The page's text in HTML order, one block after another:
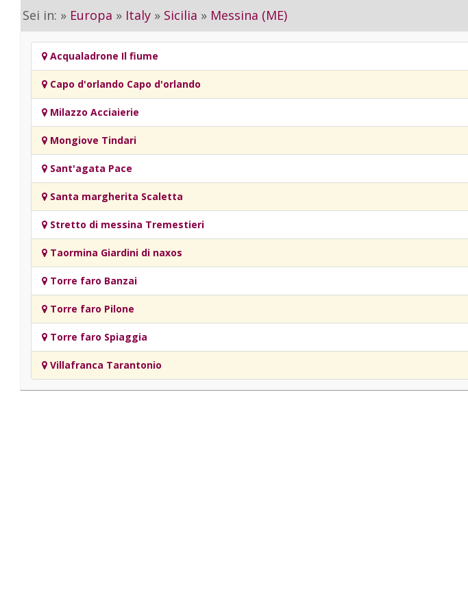
Sei in: » Europa » Italy » Sicilia » Messina (ME)
Acqualadrone Il fiume
Capo d'orlando Capo d'orlando
Milazzo Acciaierie
Mongiove Tindari
Sant'agata Pace
Santa margherita Scaletta
Stretto di messina Tremestieri
Taormina Giardini di naxos
Torre faro Banzai
Torre faro Pilone
Torre faro Spiaggia
Villafranca Tarantonio